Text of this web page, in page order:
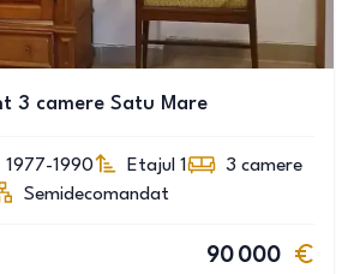
3 camere Satu Mare
1977-1990 Etajul 1 3 camere
Semidecomandat
90 000